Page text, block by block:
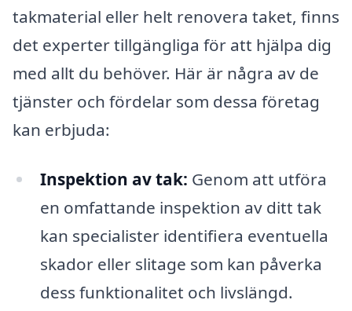
takmaterial eller helt renovera taket, finns
det experter tillgängliga för att hjälpa dig
med allt du behöver. Här är några av de
tjänster och fördelar som dessa företag
kan erbjuda:
Inspektion av tak: Genom att utföra
en omfattande inspektion av ditt tak
kan specialister identifiera eventuella
skador eller slitage som kan påverka
dess funktionalitet och livslängd.